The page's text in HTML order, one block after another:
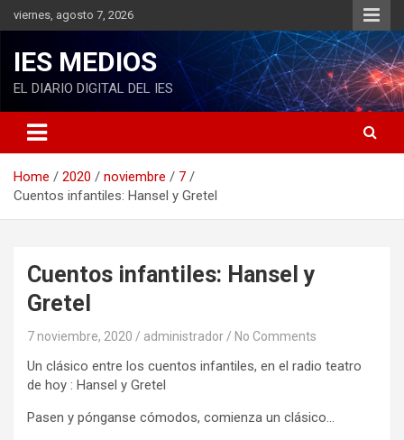
k
n
viernes, agosto 7, 2026
IES MEDIOS
EL DIARIO DIGITAL DEL IES
Home 2020 noviembre
7
Cuentos infantiles: Hansel y Gretel
Cuentos infantiles: Hansel y
Gretel
7 noviembre, 2020 administrador No Comments
Un clásico entre los cuentos infantiles, en el radio teatro
de hoy : Hansel y Gretel
Pasen y pónganse cómodos, comienza un clásico…